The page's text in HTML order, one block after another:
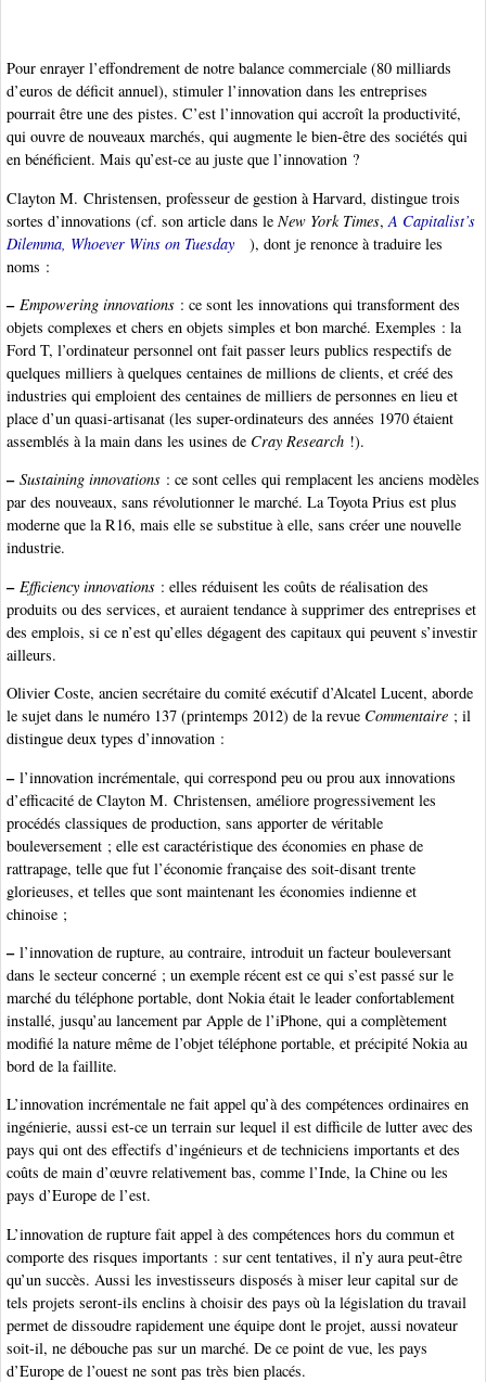
Pour enrayer l’effondrement de notre balance commerciale (80 milliards
d’euros de déficit annuel), stimuler l’innovation dans les entreprises
pourrait être une des pistes. C’est l’innovation qui accroît la productivité,
qui ouvre de nouveaux marchés, qui augmente le bien-être des sociétés qui
en bénéficient. Mais qu’est-ce au juste que l’innovation ?
Clayton M. Christensen, professeur de gestion à Harvard, distingue trois
sortes d’innovations (cf. son article dans le New York Times, A Capitalist’s
Dilemma, Whoever Wins on Tuesday
), dont je renonce à traduire les
noms :
– Empowering innovations : ce sont les innovations qui transforment des
objets complexes et chers en objets simples et bon marché. Exemples : la
Ford T, l’ordinateur personnel ont fait passer leurs publics respectifs de
quelques milliers à quelques centaines de millions de clients, et créé des
industries qui emploient des centaines de milliers de personnes en lieu et
place d’un quasi-artisanat (les super-ordinateurs des années 1970 étaient
assemblés à la main dans les usines de Cray Research !).
– Sustaining innovations : ce sont celles qui remplacent les anciens modèles
par des nouveaux, sans révolutionner le marché. La Toyota Prius est plus
moderne que la R16, mais elle se substitue à elle, sans créer une nouvelle
industrie.
– Efficiency innovations : elles réduisent les coûts de réalisation des
produits ou des services, et auraient tendance à supprimer des entreprises et
des emplois, si ce n’est qu’elles dégagent des capitaux qui peuvent s’investir
ailleurs.
Olivier Coste, ancien secrétaire du comité exécutif d’Alcatel Lucent, aborde
le sujet dans le numéro 137 (printemps 2012) de la revue Commentaire ; il
distingue deux types d’innovation :
–l’innovation incrémentale, qui correspond peu ou prou aux innovations
d’efficacité de Clayton M. Christensen, améliore progressivement les
procédés classiques de production, sans apporter de véritable
bouleversement ; elle est caractéristique des économies en phase de
rattrapage, telle que fut l’économie française des soit-disant trente
glorieuses, et telles que sont maintenant les économies indienne et
chinoise ;
–l’innovation de rupture, au contraire, introduit un facteur bouleversant
dans le secteur concerné ; un exemple récent est ce qui s’est passé sur le
marché du téléphone portable, dont Nokia était le leader confortablement
installé, jusqu’au lancement par Apple de l’iPhone, qui a complètement
modifié la nature même de l’objet téléphone portable, et précipité Nokia au
bord de la faillite.
L’innovation incrémentale ne fait appel qu’à des compétences ordinaires en
ingénierie, aussi est-ce un terrain sur lequel il est difficile de lutter avec des
pays qui ont des effectifs d’ingénieurs et de techniciens importants et des
coûts de main d’œuvre relativement bas, comme l’Inde, la Chine ou les
pays d’Europe de l’est.
L’innovation de rupture fait appel à des compétences hors du commun et
comporte des risques importants : sur cent tentatives, il n’y aura peut-être
qu’un succès. Aussi les investisseurs disposés à miser leur capital sur de
tels projets seront-ils enclins à choisir des pays où la législation du travail
permet de dissoudre rapidement une équipe dont le projet, aussi novateur
soit-il, ne débouche pas sur un marché. De ce point de vue, les pays
d’Europe de l’ouest ne sont pas très bien placés.